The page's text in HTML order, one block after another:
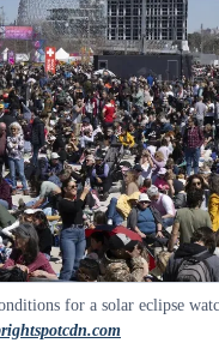
for a solar eclipse